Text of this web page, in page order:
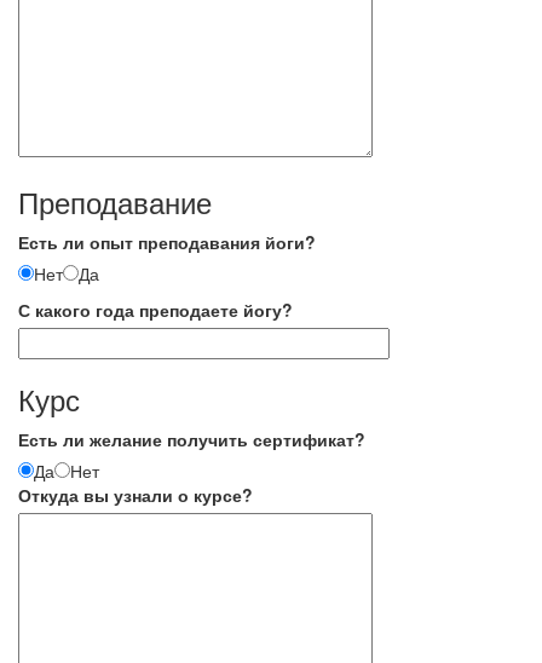
Преподавание
Есть ли опыт преподавания йоги?
Нет
Да
С какого года преподаете йогу?
Курс
Есть ли желание получить сертификат?
Да
Нет
Откуда вы узнали о курсе?